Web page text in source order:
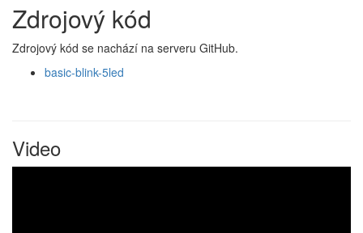
Zdrojový kód
Zdrojový kód se nachází na serveru GitHub.
basic-blink-5led
Video